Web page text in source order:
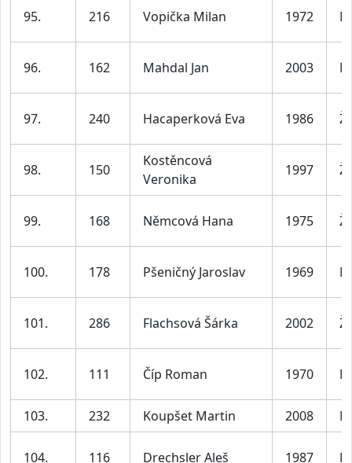
95. 216 Vopička Milan 1972 M
96. 162 Mahdal Jan 2003 M
97. 240 Hacaperková Eva 1986 Ž
98. 150
Kostěncová
Veronika
1997 Ž
99. 168 Němcová Hana 1975 Ž
100. 178 Pšeničný Jaroslav 1969 M
101. 286 Flachsová Šárka 2002 Ž
102. 111 Číp Roman 1970 M
103. 232 Koupšet Martin 2008 M
104. 116 Drechsler Aleš 1987 M